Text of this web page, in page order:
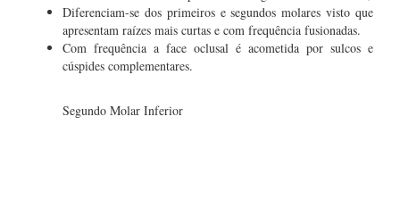
Diferenciam-se dos primeiros e segundos molares visto que
apresentam raízes mais curtas e com frequência fusionadas.
Com frequência a face oclusal é acometida por sulcos e
cúspides complementares.
Segundo Molar Inferior